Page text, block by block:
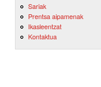
Sariak
Prentsa aipamenak
Ikasleentzat
Kontaktua